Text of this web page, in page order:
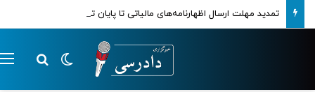
تمدید مهلت ارسال اظهارنامه‌های مالیاتی تا پایان تابستان 1405
تغییر پوسته